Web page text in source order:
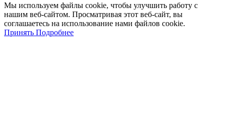
Мы используем файлы cookie, чтобы улучшить работу с
нашим веб-сайтом. Просматривая этот веб-сайт, вы
соглашаетесь на использование нами файлов cookie.
Принять Подробнее